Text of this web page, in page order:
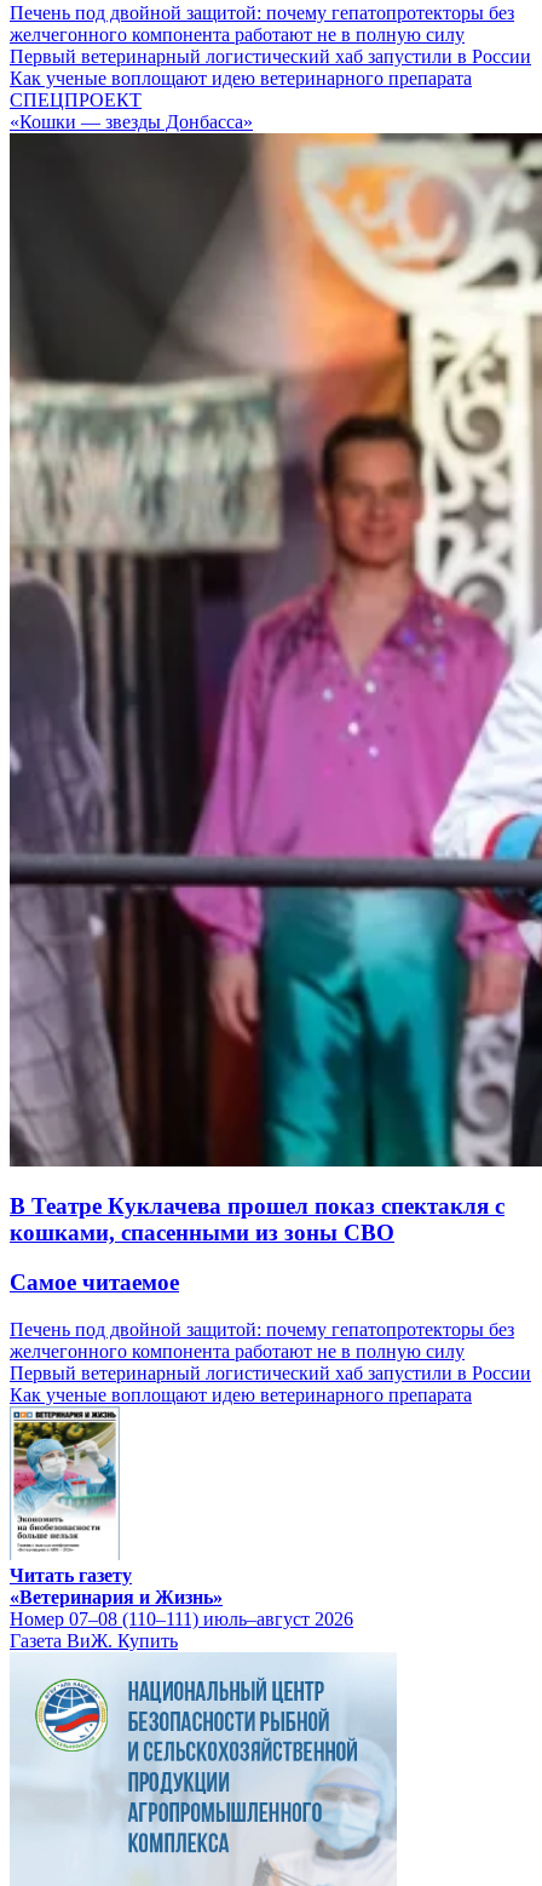
Печень под двойной защитой: почему гепатопротекторы без
желчегонного компонента работают не в полную силу
Первый ветеринарный логистический хаб запустили в России
Как ученые воплощают идею ветеринарного препарата
СПЕЦПРОЕКТ
«Кошки — звезды Донбасса»
В Театре Куклачева прошел показ спектакля с
кошками, спасенными из зоны СВО
Самое читаемое
Печень под двойной защитой: почему гепатопротекторы без
желчегонного компонента работают не в полную силу
Первый ветеринарный логистический хаб запустили в России
Как ученые воплощают идею ветеринарного препарата
Читать газету
«Ветеринария и Жизнь»
Номер 07–08 (110–111) июль–август 2026
Газета ВиЖ. Купить